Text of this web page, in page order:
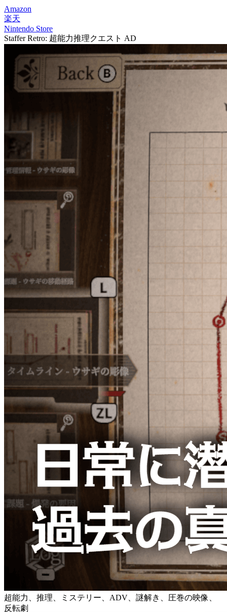
Amazon
楽天
Nintendo Store
Staffer Retro: 超能力推理クエスト AD
超能力、推理、ミステリー、ADV、謎解き、圧巻の映像、
反転劇